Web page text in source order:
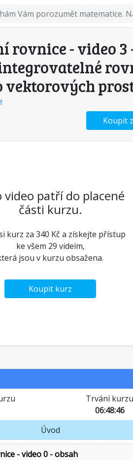
rovnice - video 3
vektorových
Koupit
video patří do placené
části kurzu.
kurz za 340 Kč a získejte přístup
ke všem 29 videím,
jsou v kurzu obsažena.
Koupit kurz
Trvání kurzu
06:48:46
Úvod
- video 0 - obsah